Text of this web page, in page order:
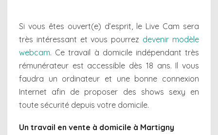
Si vous êtes ouvert(e) d’esprit, le Live Cam sera
très intéressant et vous pourrez devenir modèle
webcam. Ce travail à domicile indépendant très
rémunérateur est accessible dès 18 ans. Il vous
faudra un ordinateur et une bonne connexion
Internet afin de proposer des shows sexy en
toute sécurité depuis votre domicile.
Un travail en vente à domicile à Martigny